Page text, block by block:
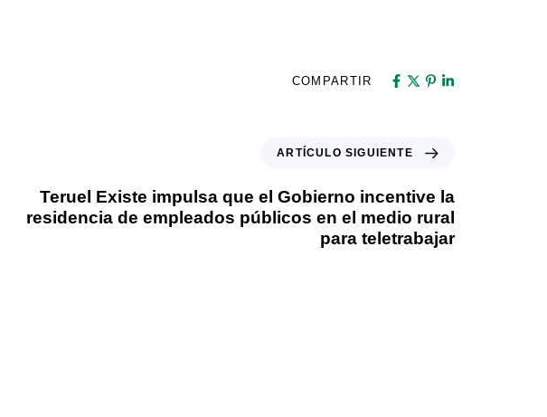
COMPARTIR
ARTÍCULO SIGUIENTE
Teruel Existe impulsa que el Gobierno incentive la
residencia de empleados públicos en el medio rural
para teletrabajar